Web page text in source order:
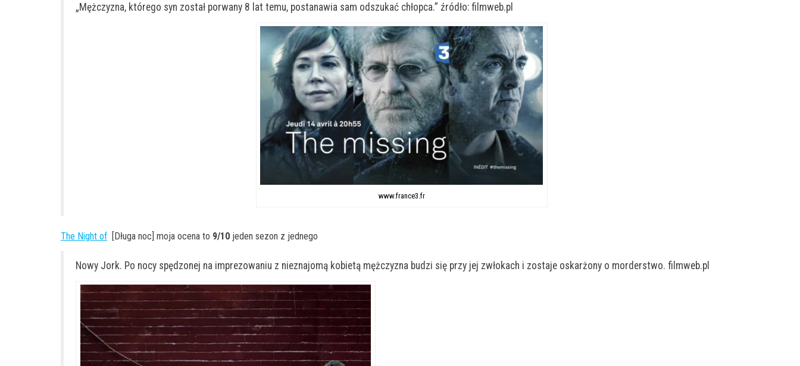
„Mężczyzna, którego syn został porwany 8 lat temu, postanawia sam odszukać chłopca.” źródło: filmweb.pl
www.france3.fr
The Night of [Długa noc] moja ocena to 9/10 jeden sezon z jednego
Nowy Jork. Po nocy spędzonej na imprezowaniu z nieznajomą kobietą mężczyzna budzi się przy jej zwłokach i zostaje oskarżony o morderstwo. filmweb.pl